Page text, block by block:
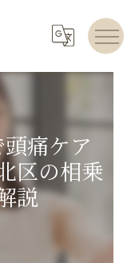
痛ケア
区の相乗
説